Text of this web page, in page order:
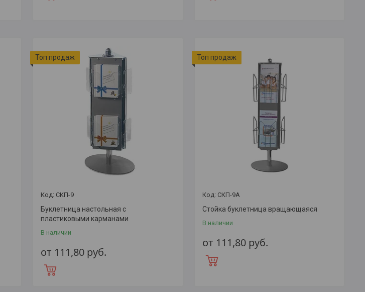
Топ продаж
СКП-9
Буклетница настольная с
пластиковыми карманами
В наличии
от 111,80 руб.
Топ продаж
СКП-9A
Стойка буклетница вращающаяся
В наличии
от 111,80 руб.